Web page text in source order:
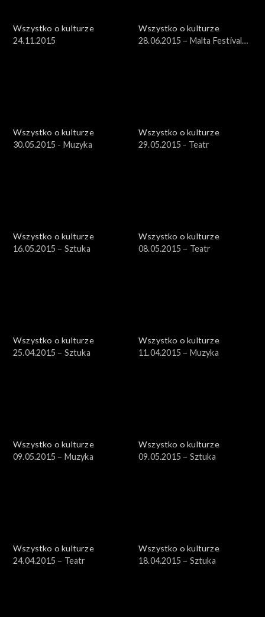
Wszystko o kulturze
24.11.2015
Wszystko o kulturze
28.06.2015 – Malta Festival
Wszystko o kulturze
30.05.2015 - Muzyka
Wszystko o kulturze
29.05.2015 - Teatr
Wszystko o kulturze
16.05.2015 – Sztuka
Wszystko o kulturze
08.05.2015 – Teatr
Wszystko o kulturze
25.04.2015 – Sztuka
Wszystko o kulturze
11.04.2015 – Muzyka
Wszystko o kulturze
09.05.2015 – Muzyka
Wszystko o kulturze
09.05.2015 – Sztuka
Wszystko o kulturze
24.04.2015 – Teatr
Wszystko o kulturze
18.04.2015 – Sztuka